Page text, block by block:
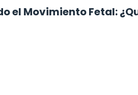
el Movimiento Fetal: